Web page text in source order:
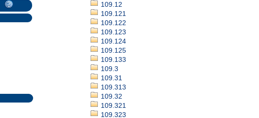
109.12
109.121
109.122
109.123
109.124
109.125
109.133
109.3
109.31
109.313
109.32
109.321
109.323